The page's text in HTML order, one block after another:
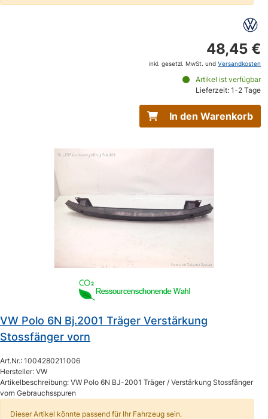
48,45 €
inkl. gesetzl. MwSt. und Versandkosten
Artikel ist verfügbar
Lieferzeit: 1-2 Tage
In den Warenkorb
VW Polo 6N Bj.2001 Träger Verstärkung
Stossfänger vorn
Art.Nr.: 1004280211006
Hersteller: VW
Artikelbeschreibung: VW Polo 6N BJ-2001 Träger / Verstärkung Stossfänger
vorn Gebrauchsspuren
Dieser Artikel könnte passend für Ihr Fahrzeug sein.